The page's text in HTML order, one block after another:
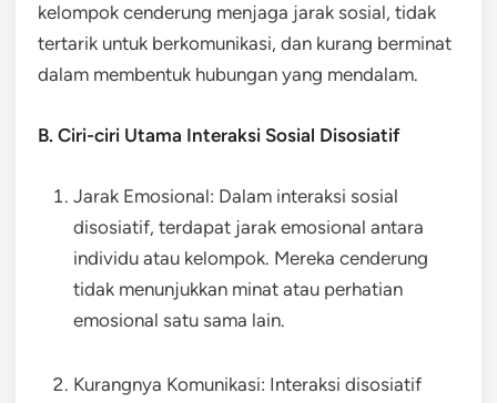
kelompok cenderung menjaga jarak sosial, tidak
tertarik untuk berkomunikasi, dan kurang berminat
dalam membentuk hubungan yang mendalam.
B. Ciri-ciri Utama Interaksi Sosial Disosiatif
Jarak Emosional: Dalam interaksi sosial
disosiatif, terdapat jarak emosional antara
individu atau kelompok. Mereka cenderung
tidak menunjukkan minat atau perhatian
emosional satu sama lain.
Kurangnya Komunikasi: Interaksi disosiatif